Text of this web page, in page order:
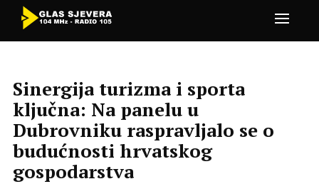
Sinergija turizma i sporta
ključna: Na panelu u
Dubrovniku raspravljalo se o
budućnosti hrvatskog
gospodarstva